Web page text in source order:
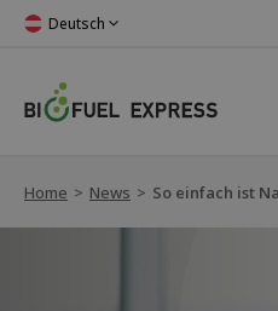
Deutsch
Home > News >